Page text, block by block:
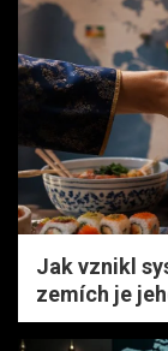
Jak vznikl
zemích je